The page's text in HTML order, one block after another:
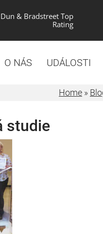
Dun & Bradstreet Top
Rating
O NÁS UDÁLOSTI
Home »
studie